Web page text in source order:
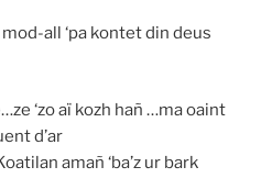
all ‘pa kontet din deus
‘zo aï kozh hañ …ma oaint
d’ar
amañ ‘ba’z ur bark